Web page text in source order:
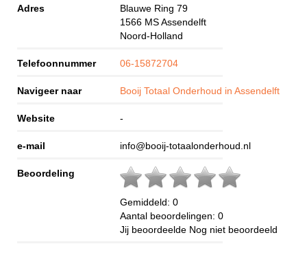
Adres
Blauwe Ring 79
1566 MSAssendelft
Noord-Holland
Telefoonnummer 06-15872704
Navigeer naar Booij Totaal Onderhoud in Assendelft
Website -
e-mail info@booij-totaalonderhoud.nl
Beoordeling
Gemiddeld: 0
Aantal beoordelingen: 0
Jij beoordeelde Nog niet beoordeeld